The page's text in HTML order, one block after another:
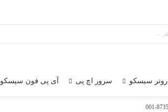
روتر سیسکو سرور اچ پی آی پی فون سیسکو